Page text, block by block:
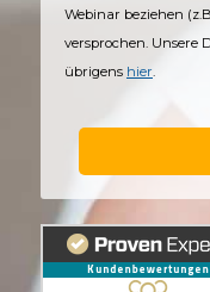
Webinar beziehen
versprochen. Unsere
übrigens hier.